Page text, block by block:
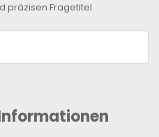
präzisen Fragetitel.